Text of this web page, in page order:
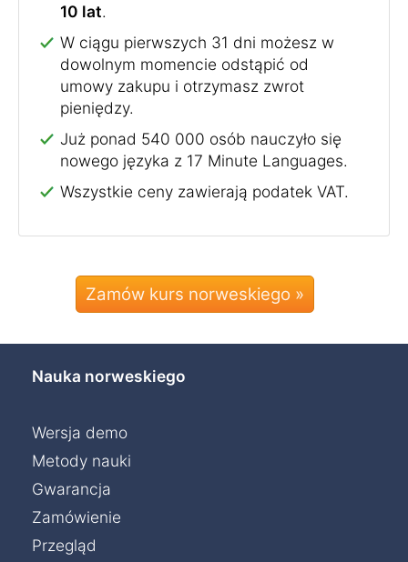
10 lat.
W ciągu pierwszych 31 dni możesz w
dowolnym momencie odstąpić od
umowy zakupu i otrzymasz zwrot
pieniędzy.
Już ponad 540 000 osób nauczyło się
nowego języka z 17 Minute Languages.
Wszystkie ceny zawierają podatek VAT.
Zamów kurs norweskiego »
Nauka norweskiego
Wersja demo
Metody nauki
Gwarancja
Zamówienie
Przegląd